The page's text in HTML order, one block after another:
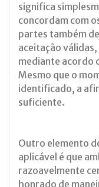
significa
concordam com
partes também
aceitação
mediante acordo
Mesmo que o
identificado, a
suficiente.
Outro elemento
aplicável é que
razoavelmente
honrado de